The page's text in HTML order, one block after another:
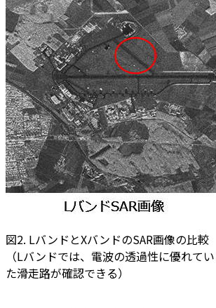
図2. LバンドとXバンドのSAR画像の比較
（Lバンドでは、電波の透過性に優れて
た滑走路が確認できる）